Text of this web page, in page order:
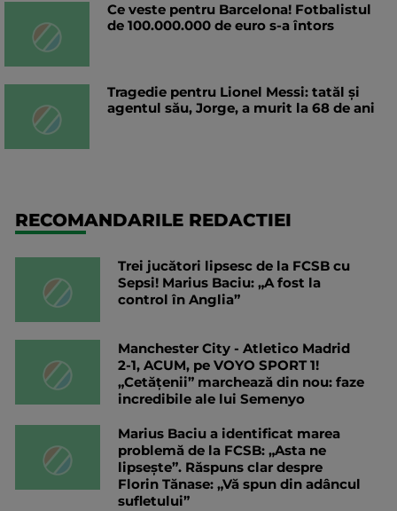
Ce veste pentru Barcelona! Fotbalistul
de 100.000.000 de euro s-a întors
Tragedie pentru Lionel Messi: tatăl și
agentul său, Jorge, a murit la 68 de ani
RECOMANDARILE REDACTIEI
Trei jucători lipsesc de la FCSB cu
Sepsi! Marius Baciu: „A fost la
control în Anglia”
Manchester City - Atletico Madrid
2-1, ACUM, pe VOYO SPORT 1!
„Cetățenii” marchează din nou: faze
incredibile ale lui Semenyo
Marius Baciu a identificat marea
problemă de la FCSB: „Asta ne
lipsește”. Răspuns clar despre
Florin Tănase: „Vă spun din adâncul
sufletului”